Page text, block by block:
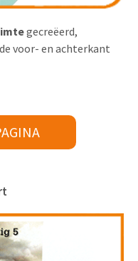
gecreëerd,
voor- en achterkant